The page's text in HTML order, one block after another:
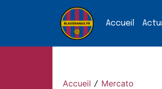
Accueil
Accueil / Mercato